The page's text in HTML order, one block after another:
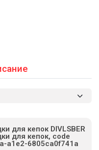
для кепок DIVLSBER
для кепок, code
a1e2-6805ca0f741a